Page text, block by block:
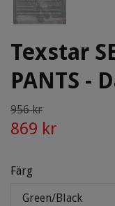
Texstar
PANTS -
956 kr
869 kr
Färg
Green/Black